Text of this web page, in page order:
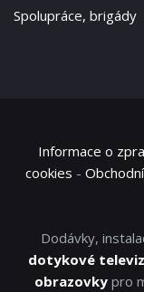
Spolupráce, brigády
Informace o
cookies -
Dodávky,
dotykové
obrazovkypro